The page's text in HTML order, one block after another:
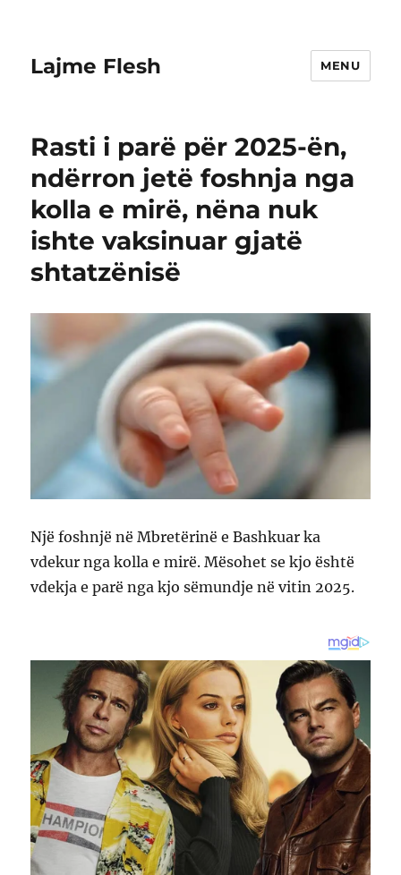
Lajme Flesh MENU
Rasti i parë për 2025-ën,
ndërron jetë foshnja nga
kolla e mirë, nëna nuk
ishte vaksinuar gjatë
shtatzënisë
Një foshnjë në Mbretërinë e Bashkuar ka
vdekur nga kolla e mirë. Mësohet se kjo është
vdekja e parë nga kjo sëmundje në vitin 2025.